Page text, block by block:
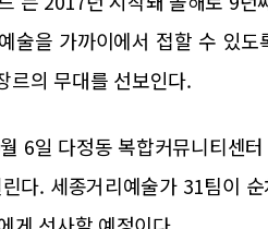
술을 가까이에서 접할 수 있
르의 무대를 선보인다.
6일 다정동 복합커뮤니티센
다. 세종거리예술가 31팀이